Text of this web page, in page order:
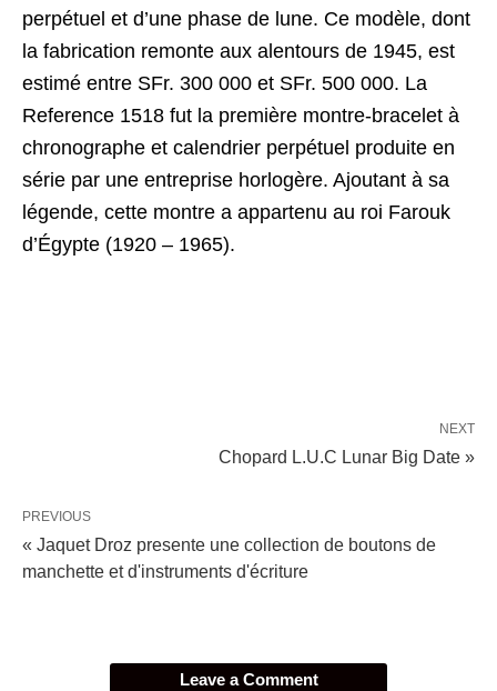
perpétuel et d’une phase de lune. Ce modèle, dont
la fabrication remonte aux alentours de 1945, est
estimé entre SFr. 300 000 et SFr. 500 000. La
Reference 1518 fut la première montre-bracelet à
chronographe et calendrier perpétuel produite en
série par une entreprise horlogère. Ajoutant à sa
légende, cette montre a appartenu au roi Farouk
d’Égypte (1920 – 1965).
NEXT
Chopard L.U.C Lunar Big Date »
PREVIOUS
« Jaquet Droz presente une collection de boutons de
manchette et d'instruments d'écriture
Leave a Comment